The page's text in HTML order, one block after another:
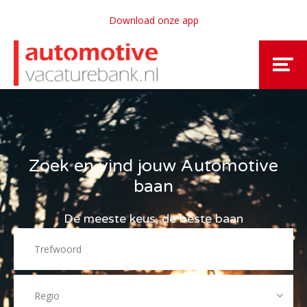
Download onze app
Zoek en vind jouw Automotive
baan
De meeste keus, de beste baan